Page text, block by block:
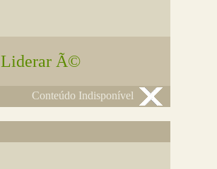
Liderar Ã©
Conteúdo Indisponível